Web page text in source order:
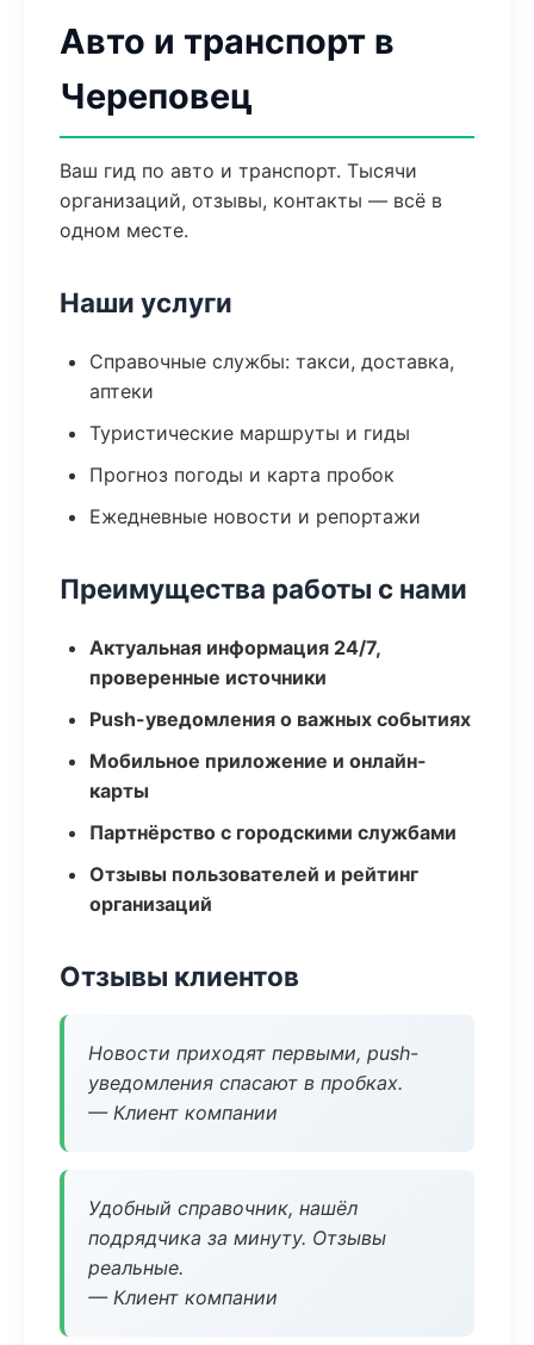
Авто и транспорт в
Череповец
Ваш гид по авто и транспорт. Тысячи
организаций, отзывы, контакты — всё в
одном месте.
Наши услуги
Справочные службы: такси, доставка,
аптеки
Туристические маршруты и гиды
Прогноз погоды и карта пробок
Ежедневные новости и репортажи
Преимущества работы с нами
Актуальная информация 24/7,
проверенные источники
Push-уведомления о важных событиях
Мобильное приложение и онлайн-
карты
Партнёрство с городскими службами
Отзывы пользователей и рейтинг
организаций
Отзывы клиентов
Новости приходят первыми, push-
уведомления спасают в пробках.
— Клиент компании
Удобный справочник, нашёл
подрядчика за минуту. Отзывы
реальные.
— Клиент компании